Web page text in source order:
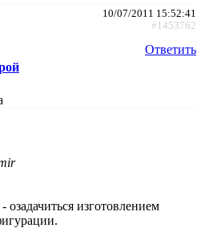
10/07/2011 15:52:41
#1453762
Ответить
озадачиться изготовлением